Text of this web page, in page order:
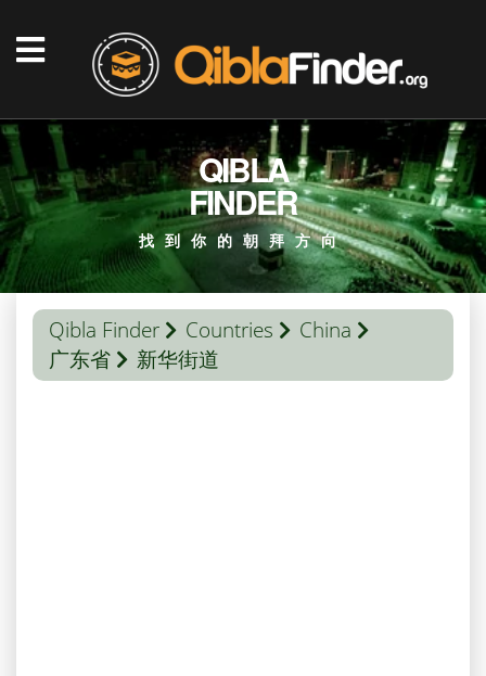
QIBLA
FINDER
找到你的朝拜方向
Qibla Finder Countries
China
广东省
新华街道